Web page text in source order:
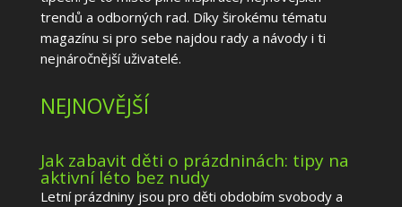
trendů a odborných rad. Díky širokému tématu
magazínu si pro sebe najdou rady a návody i ti
nejnáročnější uživatelé.
NEJNOVĚJŠÍ
Jak zabavit děti o prázdninách: tipy na
aktivní léto bez nudy
Letní prázdniny jsou pro děti obdobím svobody a